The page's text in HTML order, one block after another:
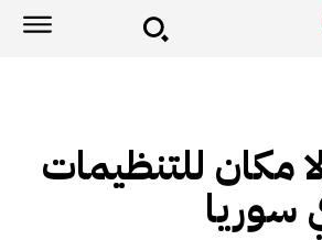
مكان للتنظيمات
سوريا